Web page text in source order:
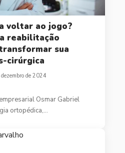
voltar ao jogo?
reabilitação
sua
cirúrgica
de 2024
Osmar Gabriel
ortopédica,…